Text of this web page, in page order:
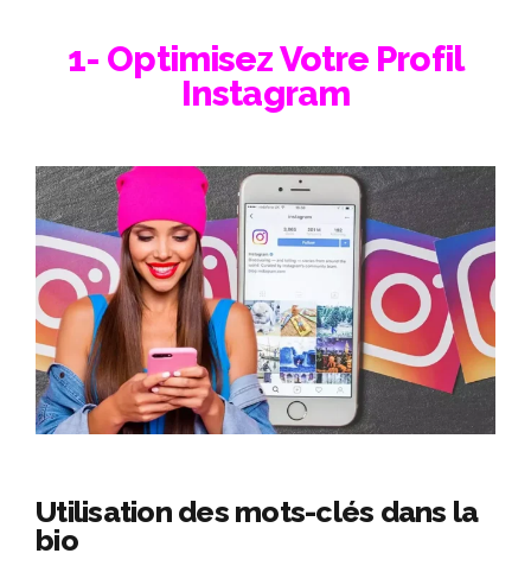
1- Optimisez Votre Profil
Instagram
Utilisation des mots-clés dans la
bio